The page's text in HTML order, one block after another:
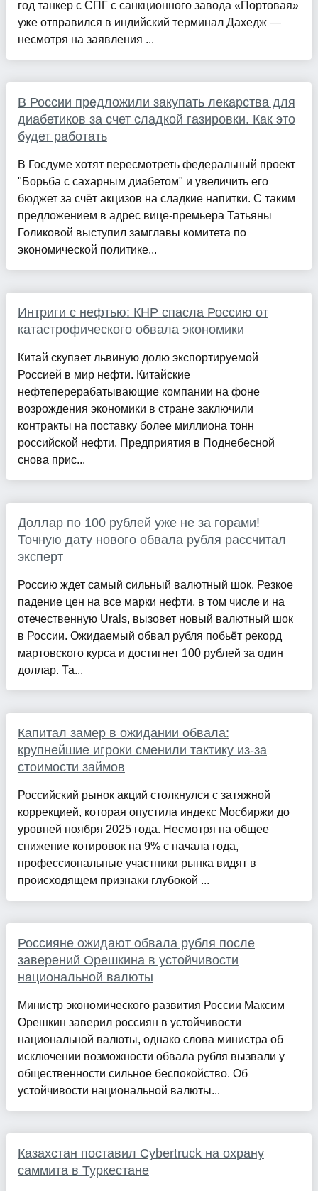
год танкер с СПГ с санкционного завода «Портовая»
уже отправился в индийский терминал Дахедж —
несмотря на заявления ...
В России предложили закупать лекарства для
диабетиков за счет сладкой газировки. Как это
будет работать
В Госдуме хотят пересмотреть федеральный проект
"Борьба с сахарным диабетом" и увеличить его
бюджет за счёт акцизов на сладкие напитки. С таким
предложением в адрес вице-премьера Татьяны
Голиковой выступил замглавы комитета по
экономической политике...
Интриги с нефтью: КНР спасла Россию от
катастрофического обвала экономики
Китай скупает львиную долю экспортируемой
Россией в мир нефти. Китайские
нефтеперерабатывающие компании на фоне
возрождения экономики в стране заключили
контракты на поставку более миллиона тонн
российской нефти. Предприятия в Поднебесной
снова прис...
Доллар по 100 рублей уже не за горами!
Точную дату нового обвала рубля рассчитал
эксперт
Россию ждет самый сильный валютный шок. Резкое
падение цен на все марки нефти, в том числе и на
отечественную Urals, вызовет новый валютный шок
в России. Ожидаемый обвал рубля побьёт рекорд
мартовского курса и достигнет 100 рублей за один
доллар. Та...
Капитал замер в ожидании обвала:
крупнейшие игроки сменили тактику из-за
стоимости займов
Российский рынок акций столкнулся с затяжной
коррекцией, которая опустила индекс Мосбиржи до
уровней ноября 2025 года. Несмотря на общее
снижение котировок на 9% с начала года,
профессиональные участники рынка видят в
происходящем признаки глубокой ...
Россияне ожидают обвала рубля после
заверений Орешкина в устойчивости
национальной валюты
Министр экономического развития России Максим
Орешкин заверил россиян в устойчивости
национальной валюты, однако слова министра об
исключении возможности обвала рубля вызвали у
общественности сильное беспокойство. Об
устойчивости национальной валюты...
Казахстан поставил Cybertruck на охрану
саммита в Туркестане